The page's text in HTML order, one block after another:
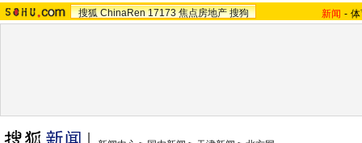
搜狐 ChinaRen 17173 焦点房地产 搜狗 新闻 -